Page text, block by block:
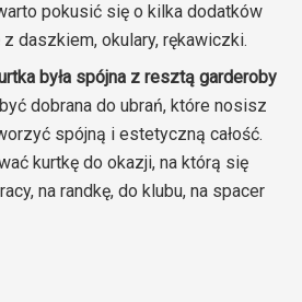
pokusić się o kilka dodatków
daszkiem, okulary, rękawiczki.
była spójna z resztą garderoby
dobrana do ubrań, które nosisz
spójną i estetyczną całość.
kurtkę do okazji, na którą się
na randkę, do klubu, na spacer